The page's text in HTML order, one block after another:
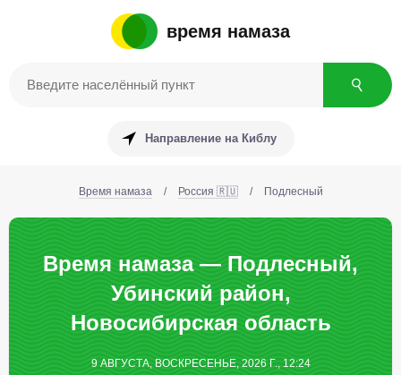
время намаза
Направление на Киблу
Время намаза / Россия 🇷🇺 / Подлесный
Время намаза — Подлесный,
Убинский район,
Новосибирская область
9 АВГУСТА, ВОСКРЕСЕНЬЕ, 2026 Г., 12:24